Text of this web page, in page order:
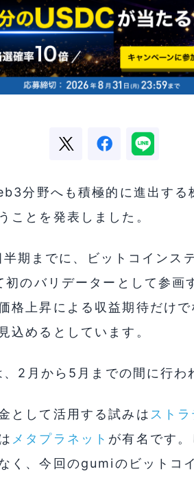
分野へも積極的に進出す
ことを発表しました。
期までに、ビットコインス
のバリデーターとして参画
格上昇による収益期待だけ
込めるとしています。
2月から5月までの間に行わ
として活用する試みは スト
メタプラネット が有名です
く、今回のgumiのビットコ